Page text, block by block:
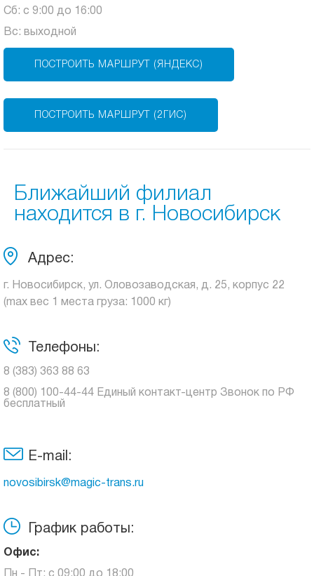
Сб: с 9:00 до 16:00
Вс: выходной
ПОСТРОИТЬ МАРШРУТ (ЯНДЕКС)
ПОСТРОИТЬ МАРШРУТ (2ГИС)
Ближайший филиал
находится в г. Новосибирск
Адрес:
г. Новосибирск, ул. Оловозаводская, д. 25, корпус 22
(max вес 1 места груза: 1000 кг)
Телефоны:
8 (383) 363 88 63
8 (800) 100-44-44 Единый контакт-центр Звонок по РФ
бесплатный
E-mail:
novosibirsk@magic-trans.ru
График работы:
Офис:
Пн - Пт: с 09:00 до 18:00